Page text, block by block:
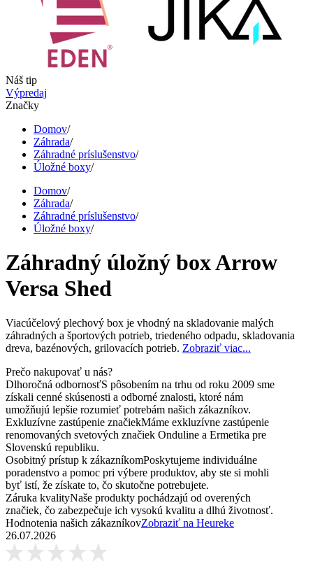
Náš tip
Výpredaj
Značky
Domov/
Záhrada/
Záhradné príslušenstvo/
Úložné boxy/
Domov/
Záhrada/
Záhradné príslušenstvo/
Úložné boxy/
Záhradný úložný box Arrow
Versa Shed
Viacúčelový plechový box je vhodný na skladovanie malých
záhradných a športových potrieb, triedeného odpadu, skladovania
dreva, bazénových, grilovacích potrieb. Zobraziť viac...
Prečo nakupovať u nás?
Dlhoročná odbornosťS pôsobením na trhu od roku 2009 sme
získali cenné skúsenosti a odborné znalosti, ktoré nám
umožňujú lepšie rozumieť potrebám našich zákazníkov.
Exkluzívne zastúpenie značiekMáme exkluzívne zastúpenie
renomovaných svetových značiek Onduline a Ermetika pre
Slovenskú republiku.
Osobitný prístup k zákazníkomPoskytujeme individuálne
poradenstvo a pomoc pri výbere produktov, aby ste si mohli
byť istí, že získate to, čo skutočne potrebujete.
Záruka kvalityNaše produkty pochádzajú od overených
značiek, čo zabezpečuje ich vysokú kvalitu a dlhú životnosť.
Hodnotenia našich zákazníkovZobraziť na Heureke
26.07.2026